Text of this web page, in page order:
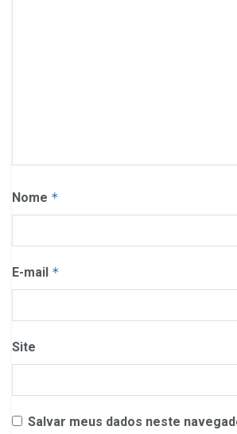
Nome *
E-mail *
Site
Salvar meus dados neste